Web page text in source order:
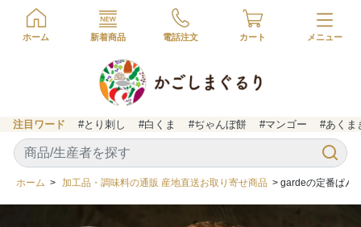
ホーム 新着商品 電話注文 カート
注目ワード #とり刺し #白くま #ぢゃんぼ餅 #マンゴー #あくま
ホーム > 加工品・調味料の通販 産地直送お取り寄せ商品 > gardeの定番ぱん